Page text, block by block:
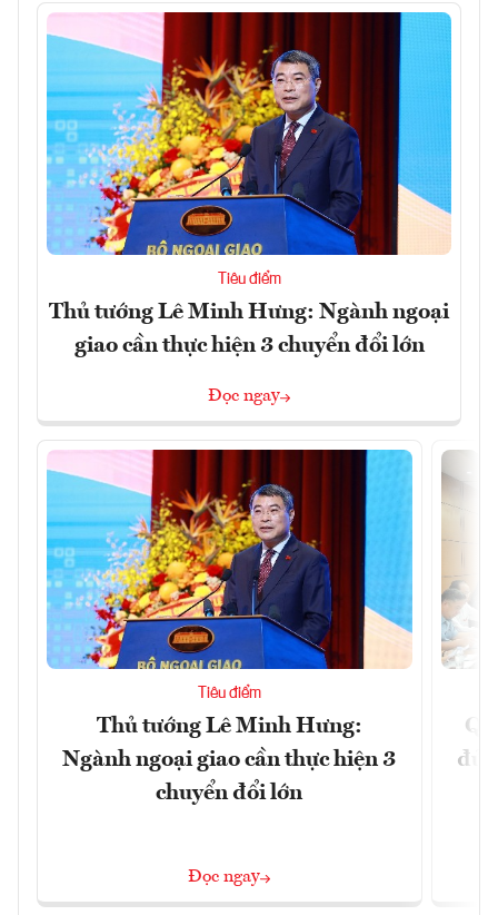
Tiêu điểm
Thủ tướng Lê Minh Hưng: Ngành ngoại
giao cần thực hiện 3 chuyển đổi lớn
Đọc ngay
Tiêu điểm
Thủ tướng Lê Minh Hưng:
Ngành ngoại giao cần thực hiện 3
chuyển đổi lớn
Đọc ngay
đủ